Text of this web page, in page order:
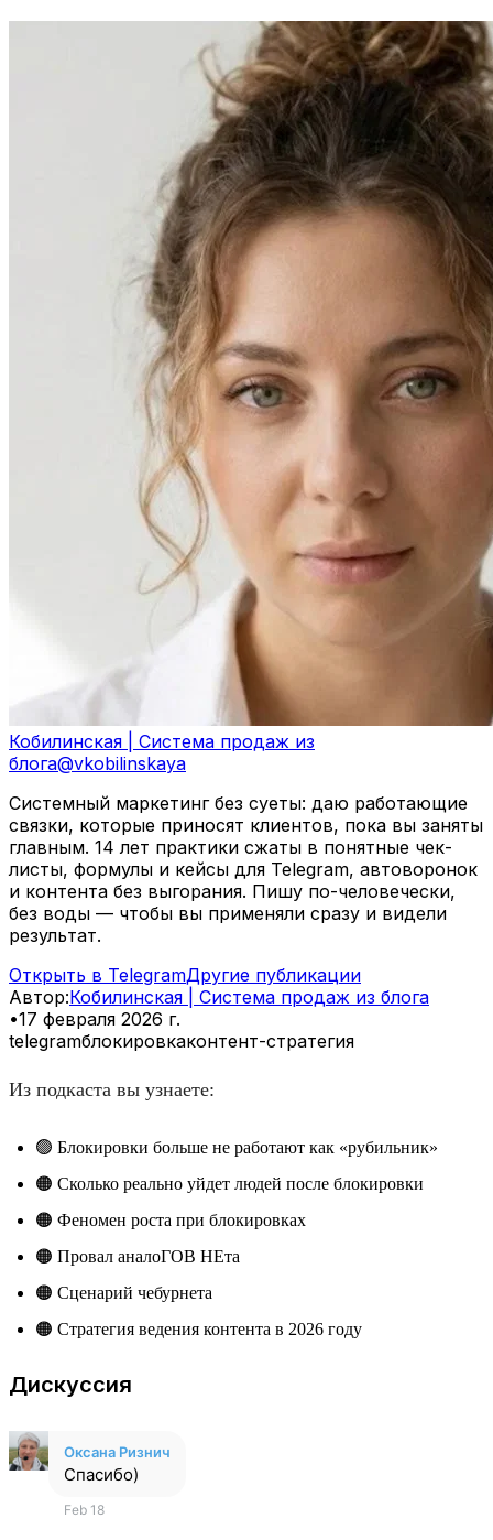
Кобилинская | Система продаж из
блога@vkobilinskaya
Системный маркетинг без суеты: даю работающие
связки, которые приносят клиентов, пока вы заняты
главным. 14 лет практики сжаты в понятные чек-
листы, формулы и кейсы для Telegram, автоворонок
и контента без выгорания. Пишу по-человечески,
без воды — чтобы вы применяли сразу и видели
результат.
Открыть в TelegramДругие публикации
Автор:Кобилинская | Система продаж из блога
•17 февраля 2026 г.
telegramблокировкаконтент-стратегия
Из подкаста вы узнаете:
🟢 Блокировки больше не работают как «рубильник»
🟠 Сколько реально уйдет людей после блокировки
🟠 Феномен роста при блокировках
🟠 Провал аналоГОВ НЕта
🟠 Сценарий чебурнета
🟠 Стратегия ведения контента в 2026 году
Дискуссия
Оксана Ризнич
Спасибо)
Feb 18